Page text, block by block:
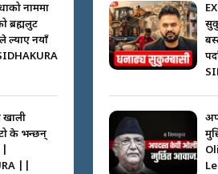
नाममा
ब्रह्मलुट
ल्याए नयाँ
खाली
के भन्छन्
||